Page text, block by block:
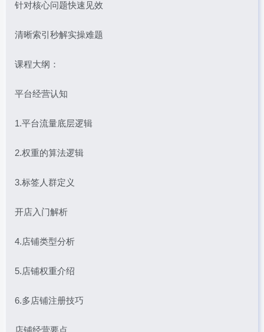
针对核心问题快速见效
清晰索引秒解实操难题
课程大纲：
平台经营认知
1.平台流量底层逻辑
2.权重的算法逻辑
3.标签人群定义
开店入门解析
4.店铺类型分析
5.店铺权重介绍
6.多店铺注册技巧
店铺经营要点